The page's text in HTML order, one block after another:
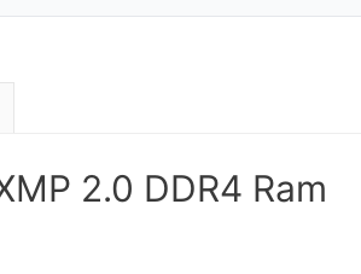
2.0 DDR4 Ram